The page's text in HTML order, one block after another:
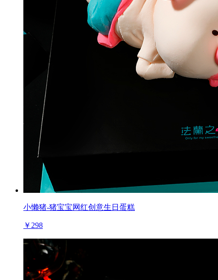
小懒猪-猪宝宝网红创意生日蛋糕
￥298